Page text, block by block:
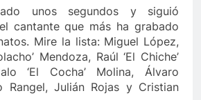
unos segundos y siguió
cantante que más ha grabado
Mire la lista: Miguel López,
Mendoza, Raúl ‘El Chiche’
‘El Cocha’ Molina, Álvaro
Rangel, Julián Rojas y Cristian